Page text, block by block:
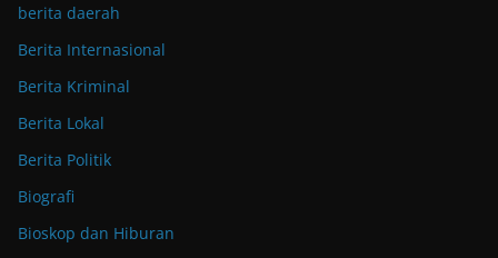
berita daerah
Berita Internasional
Berita Kriminal
Berita Lokal
Berita Politik
Biografi
Bioskop dan Hiburan